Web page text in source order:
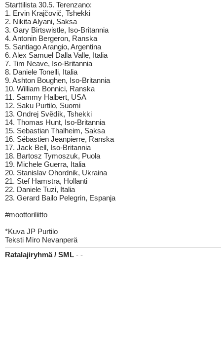
Starttilista 30.5. Terenzano:
1. Ervin Krajčovič, Tshekki
2. Nikita Alyani, Saksa
3. Gary Birtswistle, Iso-Britannia
4. Antonin Bergeron, Ranska
5. Santiago Arangio, Argentina
6. Alex Samuel Dalla Valle, Italia
7. Tim Neave, Iso-Britannia
8. Daniele Tonelli, Italia
9. Ashton Boughen, Iso-Britannia
10. William Bonnici, Ranska
11. Sammy Halbert, USA
12. Saku Purtilo, Suomi
13. Ondrej Svědík, Tshekki
14. Thomas Hunt, Iso-Britannia
15. Sebastian Thalheim, Saksa
16. Sébastien Jeanpierre, Ranska
17. Jack Bell, Iso-Britannia
18. Bartosz Tymoszuk, Puola
19. Michele Guerra, Italia
20. Stanislav Ohordnik, Ukraina
21. Stef Hamstra, Hollanti
22. Daniele Tuzi, Italia
23. Gerard Bailo Pelegrin, Espanja
#moottoriliitto
*Kuva JP Purtilo
Teksti Miro Nevanperä
Ratalajiryhmä / SML - -